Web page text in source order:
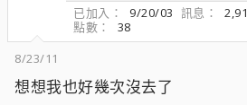
已加入
9/20/03 訊息
點數
38
8/23/11
想想我也好幾次沒去了